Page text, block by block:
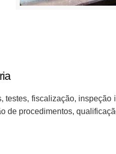
testes, fiscalização,
de procedimentos,